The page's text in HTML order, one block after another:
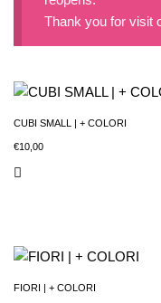
Thank you for visit
CUBI SMALL | + COLORI
€10,00
FIORI | + COLORI